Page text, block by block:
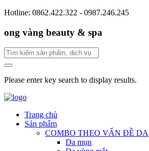
Hotline: 0862.422.322 - 0987.246.245
ong vàng beauty & spa
Please enter key search to display results.
Trang chủ
Sản phẩm
COMBO THEO VẤN ĐỀ DA
Da mụn